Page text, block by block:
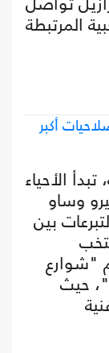
المرتبطة
أكبر
الأحياء
وساو
بين
"شوارع
كأس العالم" أو "Ruas da Copa"، حيث